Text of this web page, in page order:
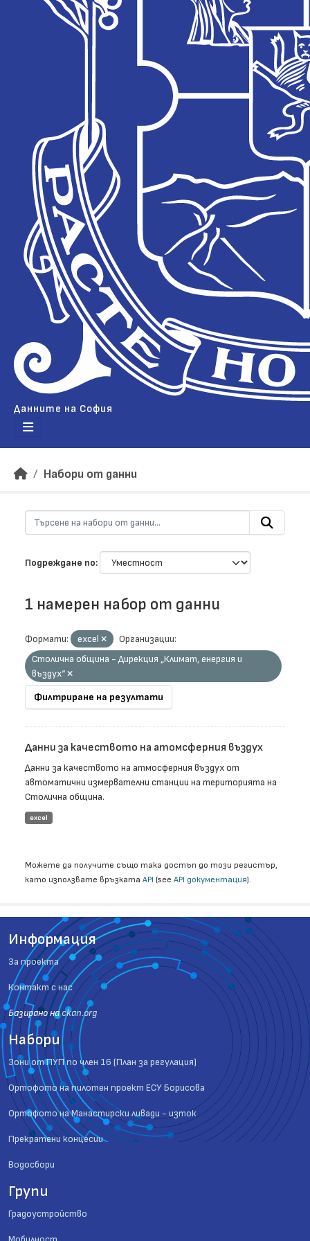
Данните на София
Набори от данни
Подреждане по
1 намерен набор от данни
Формати: еxcel
Организации:
Столична община - Дирекция „Климат, енергия и
въздух“
Филтриране на резултати
Данни за качеството на атомсферния въздух
Данни за качеството на атмосферния въздух от
автоматични измервателни станции на територията на
Столична община.
еxcel
Можете да получите също така достъп до този регистър,
като използвате връзката API (see API документация).
Информация
За проекта
Контакт с нас
Базиранo наckan.org
Набори
Зони от ПУП по член 16 (План за регулация)
Ортофото на пилотен проект ЕСУ Борисова
Ортофото на Манастирски ливади - изток
Прекратени концесии
Водосбори
Групи
Градоустройство